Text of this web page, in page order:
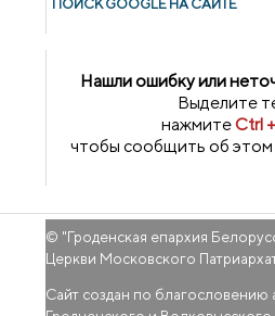
ПОИСК GOОGLE НА САЙТЕ
Нашли ошибку или
Выделите
нажмитеCtrl
чтобы сообщить об
© "Гроденская епархия
Церкви Московского
Сайт создан по благословению